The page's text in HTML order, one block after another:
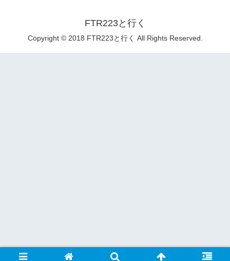
FTR223と行く
Copyright © 2018 FTR223と行く All Rights Reserved.